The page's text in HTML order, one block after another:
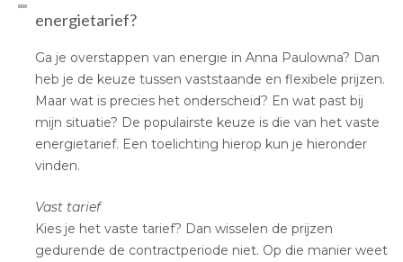
energietarief?
Ga je overstappen van energie in Anna Paulowna? Dan
heb je de keuze tussen vaststaande en flexibele prijzen.
Maar wat is precies het onderscheid? En wat past bij
mijn situatie? De populairste keuze is die van het vaste
energietarief. Een toelichting hierop kun je hieronder
vinden.
Vast tarief
Kies je het vaste tarief? Dan wisselen de prijzen
gedurende de contractperiode niet. Op die manier weet